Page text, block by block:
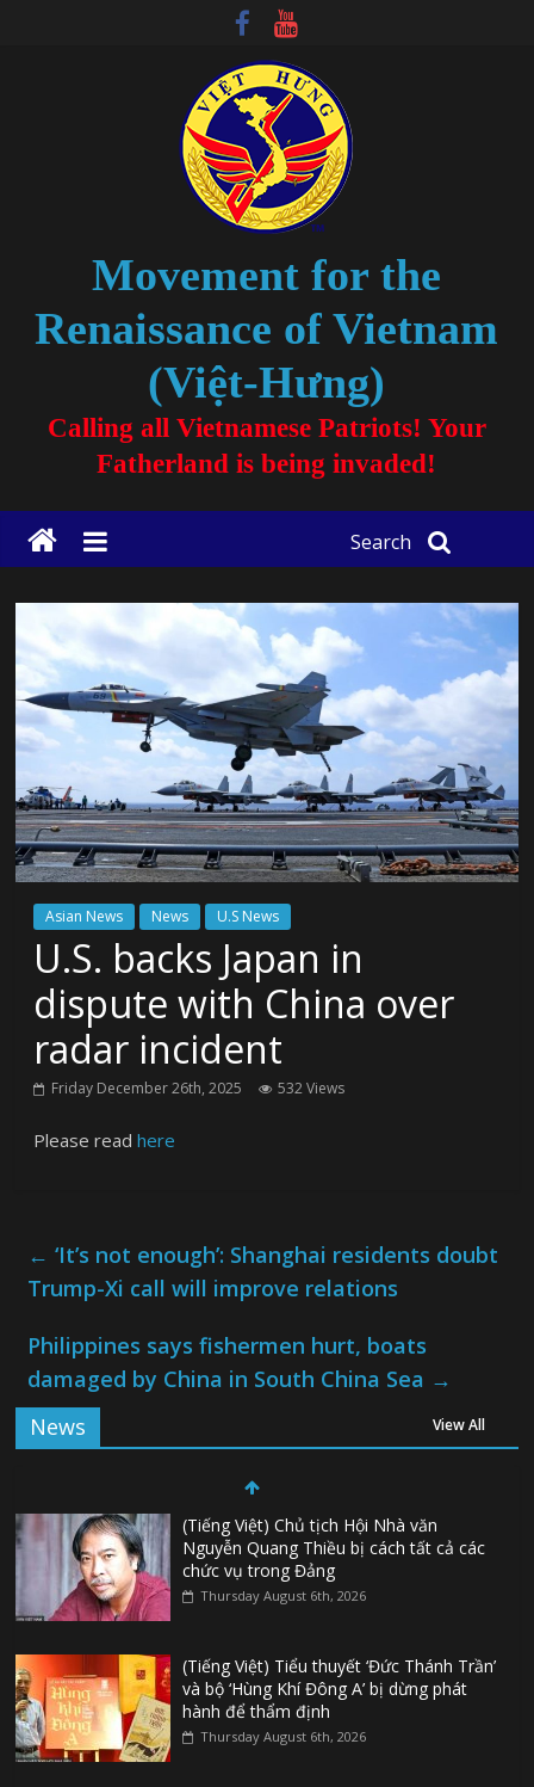
Movement for the
Renaissance of Vietnam
(Việt-Hưng)
Calling all Vietnamese Patriots! Your
Fatherland is being invaded!
Search
Asian News News U.S News
U.S. backs Japan in
dispute with China over
radar incident
Friday December 26th, 2025 532 Views
Please readhere
← ‘It’s not enough’: Shanghai residents doubt
Trump-Xi call will improve relations
Philippines says fishermen hurt, boats
damaged by China in South China Sea →
News
View All
(Tiếng Việt) Chủ tịch Hội Nhà văn
Nguyễn Quang Thiều bị cách tất cả các
chức vụ trong Đảng
Thursday August 6th, 2026
(Tiếng Việt) Tiểu thuyết ‘Đức Thánh Trần’
và bộ ‘Hùng Khí Đông A’ bị dừng phát
hành để thẩm định
Thursday August 6th, 2026